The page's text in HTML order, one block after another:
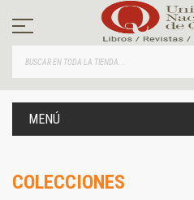
contenido
MENÚ
COLECCIONES